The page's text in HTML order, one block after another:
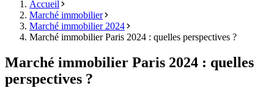
Accueil
Marché immobilier
Marché immobilier 2024
Marché immobilier Paris 2024 : quelles perspectives ?
Marché immobilier Paris 2024 : quelles
perspectives ?